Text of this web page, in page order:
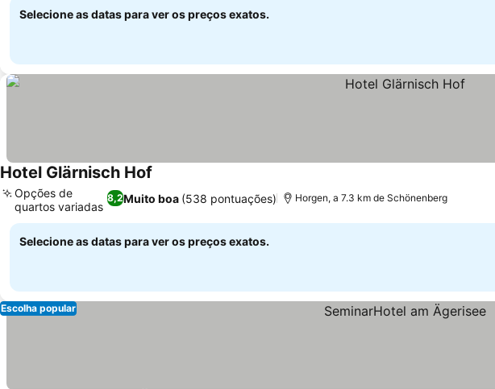
Selecione as datas para ver os preços exatos.
Hotel Glärnisch Hof
8,2Muito boa (538 pontuações)
Opções de
quartos variadas
Horgen, a 7.3 km de Schönenberg
Selecione as datas para ver os preços exatos.
Escolha popular